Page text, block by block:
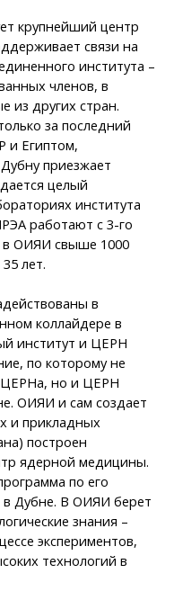
крупнейший центр
связи на
института –
членов, в
из других стран.
за последний
и Египтом,
приезжает
целый
института
работают с 3-го
в ОИЯИ свыше 1000
лет.
в
коллайдере в
институт и ЦЕРН
по которому не
ЦЕРНа, но и ЦЕРН
ОИЯИ и сам создает
и прикладных
построен
ядерной медицины.
по его
в Дубне. В ОИЯИ берет
знания –
экспериментов,
технологий в